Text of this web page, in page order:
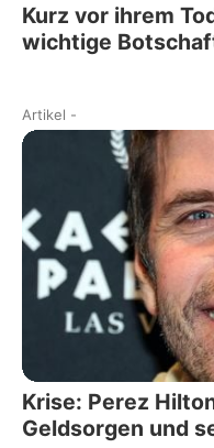
Kurz vor ihrem
wichtige
Artikel -
Krise: Perez
Geldsorgen und